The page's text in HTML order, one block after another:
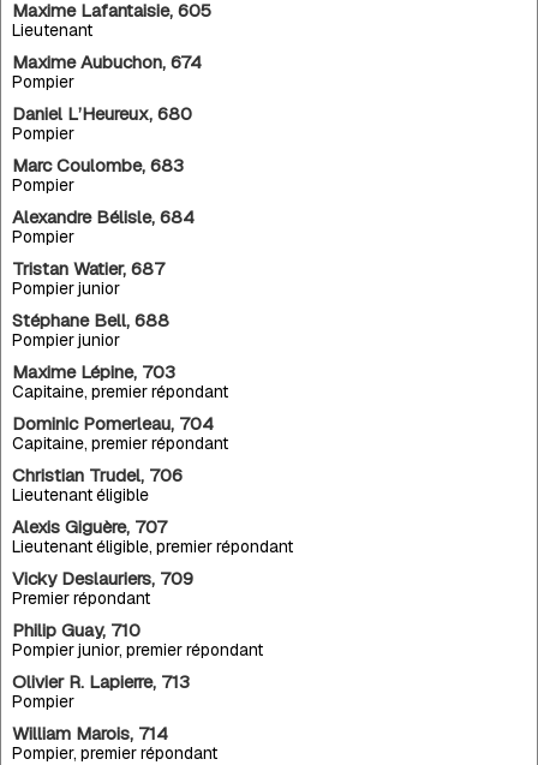
Maxime Lafantaisie, 605
Lieutenant
Maxime Aubuchon, 674
Pompier
Daniel L’Heureux, 680
Pompier
Marc Coulombe, 683
Pompier
Alexandre Bélisle, 684
Pompier
Tristan Watier, 687
Pompier junior
Stéphane Bell, 688
Pompier junior
Maxime Lépine, 703
Capitaine, premier répondant
Dominic Pomerleau, 704
Capitaine, premier répondant
Christian Trudel, 706
Lieutenant éligible
Alexis Giguère, 707
Lieutenant éligible, premier répondant
Vicky Deslauriers, 709
Premier répondant
Philip Guay, 710
Pompier junior, premier répondant
Olivier R. Lapierre, 713
Pompier
William Marois, 714
Pompier, premier répondant